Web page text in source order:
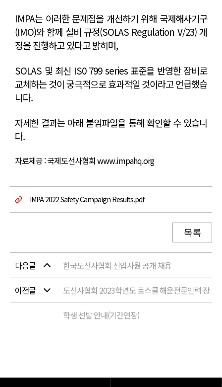
IMPA는 이러한 문제점을 개선하기 위해 국제해사기구
(IMO)와 함께 설비 규정(SOLAS Regulation V/23) 개
정을 진행하고 있다고 밝히며,
SOLAS 및 최신 IS0 799 series 표준을 반영한 장비로
교체하는 것이 궁극적으로 효과적일 것이라고 언급했습
니다.
자세한 결과는 아래 붙임파일을 통해 확인할 수 있습니
다.
자료제공 : 국제도선사협회www.impahq.org
IMPA 2022 Safety Campaign Results.pdf
목록
다음글 한국도선사협회 신입사원 공개 채용
이전글 도선사협회 2023학년도 로스쿨 해운전문인력 장
학생 선발 안내(기간연장)